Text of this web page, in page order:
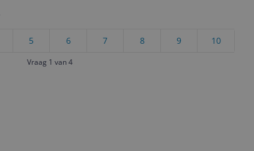
10
9
8
7
6
5
Vraag 1 van 4